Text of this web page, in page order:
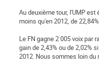
Au deuxième tour, l'UMP est
moins qu'en 2012, de
Le FN gagne 2 005 voix par
gain de 2,43% ou de 2,02%
2012. Nous sommes loin du